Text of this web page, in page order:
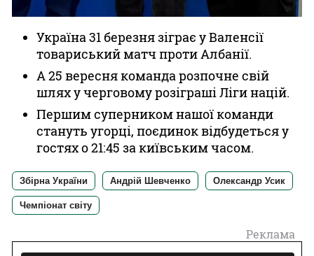
Україна 31 березня зіграє у Валенсії
товариський матч проти Албанії.
А 25 вересня команда розпочне свій
шлях у черговому розіграші Ліги націй.
Першим суперником нашої команди
стануть угорці, поєдинок відбудеться у
гостях о 21:45 за київським часом.
Збірна України Андрій Шевченко Олександр Усик
Чемпіонат світу
Реклама